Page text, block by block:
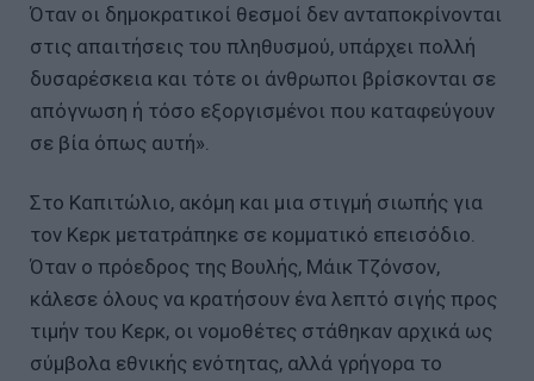
Όταν οι δημοκρατικοί θεσμοί δεν ανταποκρίνονται
στις απαιτήσεις του πληθυσμού, υπάρχει πολλή
δυσαρέσκεια και τότε οι άνθρωποι βρίσκονται σε
απόγνωση ή τόσο εξοργισμένοι που καταφεύγουν
σε βία όπως αυτή».
Στο Καπιτώλιο, ακόμη και μια στιγμή σιωπής για
τον Κερκ μετατράπηκε σε κομματικό επεισόδιο.
Όταν ο πρόεδρος της Βουλής, Μάικ Τζόνσον,
κάλεσε όλους να κρατήσουν ένα λεπτό σιγής προς
τιμήν του Κερκ, οι νομοθέτες στάθηκαν αρχικά ως
σύμβολα εθνικής ενότητας, αλλά γρήγορα το